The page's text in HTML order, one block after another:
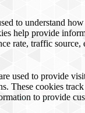
to understand
help provide
rate, traffic source,
used to provide
These cookies
to provide